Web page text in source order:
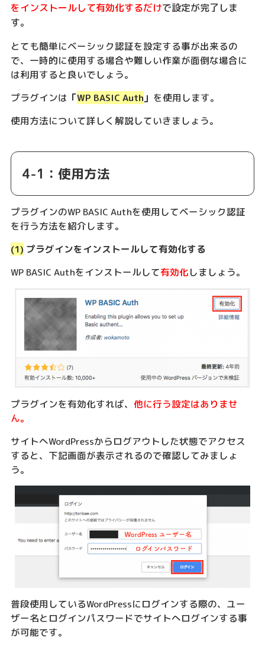
をインストールして有効化するだけで設定が完了しま
す。
とても簡単にベーシック認証を設定する事が出来るの
で、一時的に使用する場合や難しい作業が面倒な場合に
は利用すると良いでしょう。
プラグインは 「WP BASIC Auth 」 を使用します。
使用方法について詳しく解説していきましょう。
4-1：使用方法
プラグインのWP BASIC Authを使用してベーシック認証
を行う方法を紹介します。
(1) プラグインをインストールして有効化する
WP BASIC Authをインストールして有効化しましょう。
プラグインを有効化すれば、 他に行う設定はありませ
ん。
サイトへWordPressからログアウトした状態でアクセス
すると、下記画面が表示されるので確認してみましょ
う。
普段使用しているWordPressにログインする際の、ユー
ザー名とログインパスワードでサイトへログインする事
が可能です。